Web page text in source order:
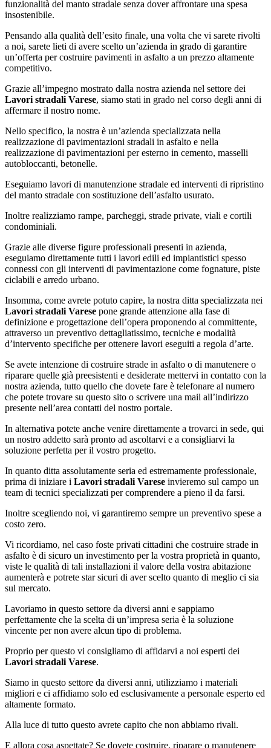
funzionalità del manto stradale senza dover affrontare una spesa
insostenibile.
Pensando alla qualità dell’esito finale, una volta che vi sarete rivolti
a noi, sarete lieti di avere scelto un’azienda in grado di garantire
un’offerta per costruire pavimenti in asfalto a un prezzo altamente
competitivo.
Grazie all’impegno mostrato dalla nostra azienda nel settore dei
Lavori stradali Varese, siamo stati in grado nel corso degli anni di
affermare il nostro nome.
Nello specifico, la nostra è un’azienda specializzata nella
realizzazione di pavimentazioni stradali in asfalto e nella
realizzazione di pavimentazioni per esterno in cemento, masselli
autobloccanti, betonelle.
Eseguiamo lavori di manutenzione stradale ed interventi di ripristino
del manto stradale con sostituzione dell’asfalto usurato.
Inoltre realizziamo rampe, parcheggi, strade private, viali e cortili
condominiali.
Grazie alle diverse figure professionali presenti in azienda,
eseguiamo direttamente tutti i lavori edili ed impiantistici spesso
connessi con gli interventi di pavimentazione come fognature, piste
ciclabili e arredo urbano.
Insomma, come avrete potuto capire, la nostra ditta specializzata nei
Lavori stradali Varese pone grande attenzione alla fase di
definizione e progettazione dell’opera proponendo al committente,
attraverso un preventivo dettagliatissimo, tecniche e modalità
d’intervento specifiche per ottenere lavori eseguiti a regola d’arte.
Se avete intenzione di costruire strade in asfalto o di manutenere o
riparare quelle già preesistenti e desiderate mettervi in contatto con la
nostra azienda, tutto quello che dovete fare è telefonare al numero
che potete trovare su questo sito o scrivere una mail all’indirizzo
presente nell’area contatti del nostro portale.
In alternativa potete anche venire direttamente a trovarci in sede, qui
un nostro addetto sarà pronto ad ascoltarvi e a consigliarvi la
soluzione perfetta per il vostro progetto.
In quanto ditta assolutamente seria ed estremamente professionale,
prima di iniziare i Lavori stradali Varese invieremo sul campo un
team di tecnici specializzati per comprendere a pieno il da farsi.
Inoltre scegliendo noi, vi garantiremo sempre un preventivo spese a
costo zero.
Vi ricordiamo, nel caso foste privati cittadini che costruire strade in
asfalto è di sicuro un investimento per la vostra proprietà in quanto,
viste le qualità di tali installazioni il valore della vostra abitazione
aumenterà e potrete star sicuri di aver scelto quanto di meglio ci sia
sul mercato.
Lavoriamo in questo settore da diversi anni e sappiamo
perfettamente che la scelta di un’impresa seria è la soluzione
vincente per non avere alcun tipo di problema.
Proprio per questo vi consigliamo di affidarvi a noi esperti dei
Lavori stradali Varese.
Siamo in questo settore da diversi anni, utilizziamo i materiali
migliori e ci affidiamo solo ed esclusivamente a personale esperto ed
altamente formato.
Alla luce di tutto questo avrete capito che non abbiamo rivali.
E allora cosa aspettate? Se dovete costruire, riparare o manutenere